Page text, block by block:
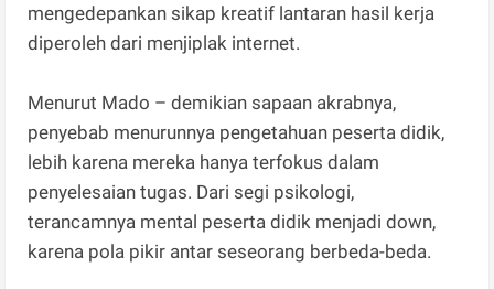
mengedepankan sikap kreatif lantaran hasil kerja
diperoleh dari menjiplak internet.
Menurut Mado – demikian sapaan akrabnya,
penyebab menurunnya pengetahuan peserta didik,
lebih karena mereka hanya terfokus dalam
penyelesaian tugas. Dari segi psikologi,
terancamnya mental peserta didik menjadi down,
karena pola pikir antar seseorang berbeda-beda.